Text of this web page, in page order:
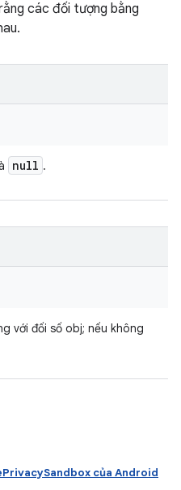
các đối tượng bằng
null .
với đối số obj; nếu không
của Android